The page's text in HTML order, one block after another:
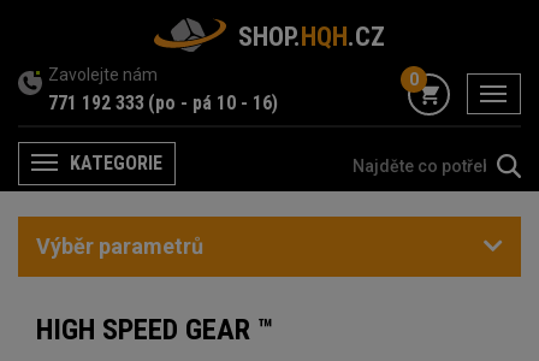
SHOP.HQH.CZ
Zavolejte nám
771 192 333 (po - pá 10 - 16) menu
0
MenuKATEGORIE
Výběr parametrů
HIGH SPEED GEAR ™